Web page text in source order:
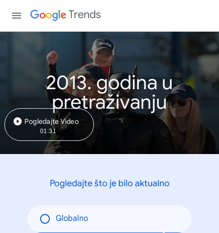
Trends
2013. godina u
pretraživanju
Pogledajte Video
01:31
Pogledajte što je bilo aktualno
Globalno